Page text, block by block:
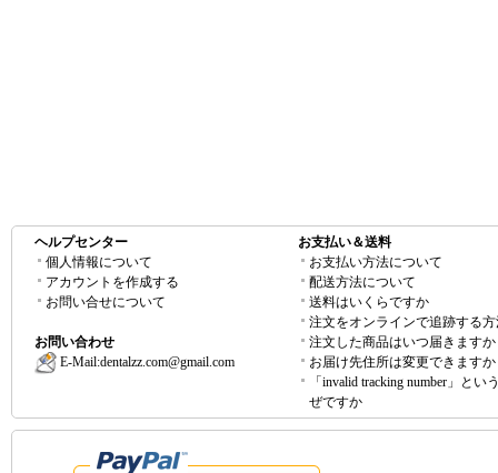
ヘルプセンター
個人情報について
アカウントを作成する
お問い合せについて
お問い合わせ
E-Mail:dentalzz.com@gmail.com
お支払い＆送料
お支払い方法について
配送方法について
送料はいくらですか
注文をオンラインで追跡する
注文した商品はいつ届きますか
お届け先住所は変更できますか
「invalid tracking number」とい
ぜですか